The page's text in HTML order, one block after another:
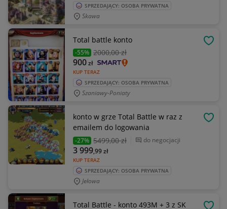
SPRZEDAJĄCY: OSOBA PRYWATNA
Skawa
Total battle konto
-55% 2000,00 zł
KUP TERAZ
900zł
SPRZEDAJĄCY: OSOBA PRYWATNA
Szaniawy-Poniaty
konto w grze Total Battle w raz z
emailem do logowania
-27% 5499,00 zł do negocjacji
KUP TERAZ
3 999,99zł
SPRZEDAJĄCY: OSOBA PRYWATNA
Jełowa
Total Battle - konto 493M + 3 z SK